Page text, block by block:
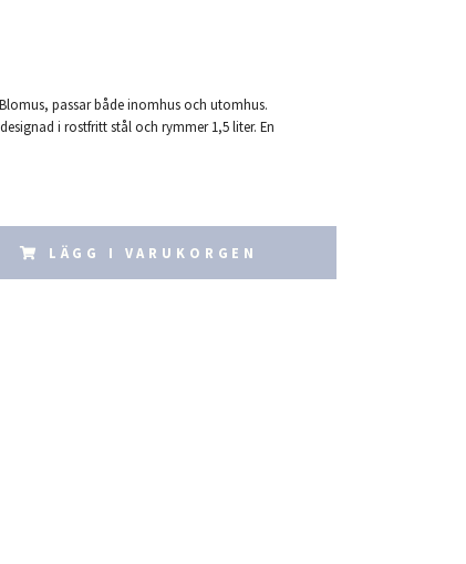
passar både inomhus och utomhus.
i rostfritt stål och rymmer 1,5 liter. En
LÄGG I VARUKORGEN